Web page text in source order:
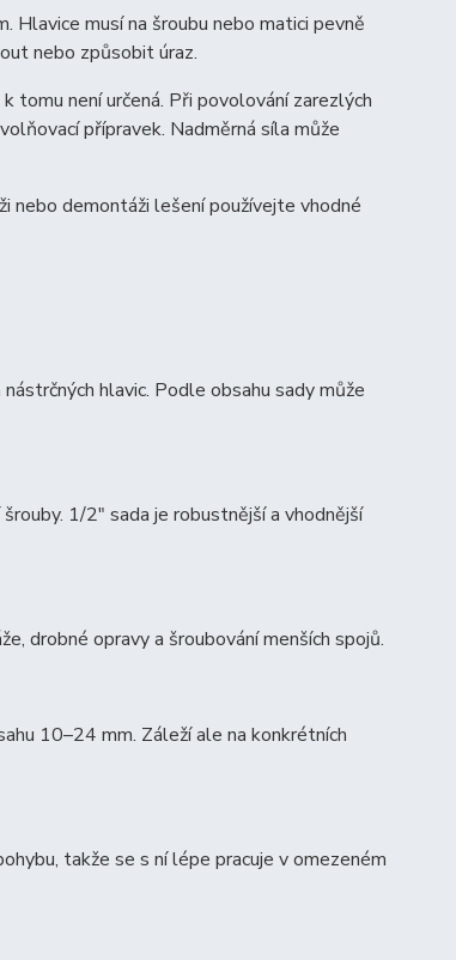
Hlavice musí na šroubu nebo matici pevně
nebo způsobit úraz.
tomu není určená. Při povolování zarezlých
přípravek. Nadměrná síla může
nebo demontáži lešení používejte vhodné
hlavic. Podle obsahu sady může
1/2″ sada je robustnější a vhodnější
drobné opravy a šroubování menších spojů.
10–24 mm. Záleží ale na konkrétních
takže se s ní lépe pracuje v omezeném